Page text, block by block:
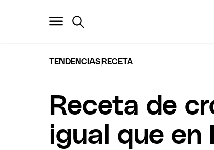
TENDENCIAS RECETA
Receta de
igual que en